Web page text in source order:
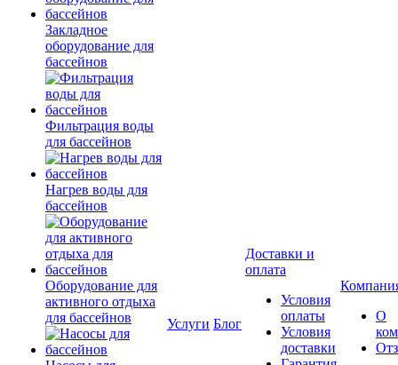
Закладное
оборудование для
бассейнов
Фильтрация воды
для бассейнов
Нагрев воды для
бассейнов
Оборудование для
активного отдыха
для бассейнов
Услуги Блог
Доставки и
оплата
Условия
оплаты
Условия
доставки
О